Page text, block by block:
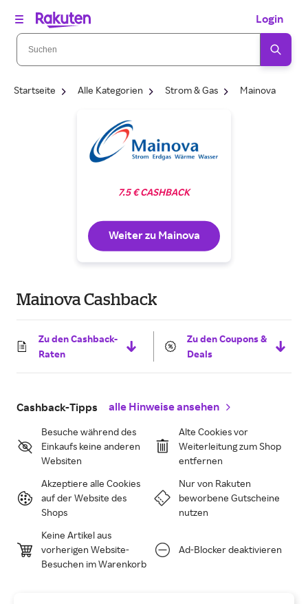
Login
Startseite Alle Kategorien Strom & Gas Mainova
7.5 € CASHBACK
Weiter zu Mainova
Mainova Cashback
Zu den Cashback-
Raten
Zu den Coupons &
Deals
Cashback-Tipps alle Hinweise ansehen
Besuche während des
Einkaufs keine anderen
Websiten
Alte Cookies vor
Weiterleitung zum Shop
entfernen
Akzeptiere alle Cookies
auf der Website des
Shops
Nur von Rakuten
beworbene Gutscheine
nutzen
Keine Artikel aus
vorherigen Website-
Besuchen im Warenkorb
Ad-Blocker deaktivieren